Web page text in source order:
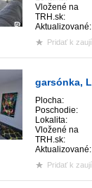
Vložené na
TRH.sk:
Aktualizované:
Pridať k
garsónka,
Plocha:
Poschodie:
Lokalita:
Vložené na
TRH.sk:
Aktualizované:
Pridať k